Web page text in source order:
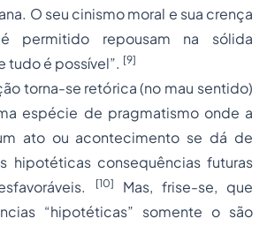
O seu cinismo moral e sua crença
permitido repousam na sólida
tudo é possível”. [9]
torna-se retórica (no mau sentido)
espécie de pragmatismo onde a
ato ou acontecimento se dá de
hipotéticas consequências futuras
[10]
Mas, frise-se, que
“hipotéticas” somente o são